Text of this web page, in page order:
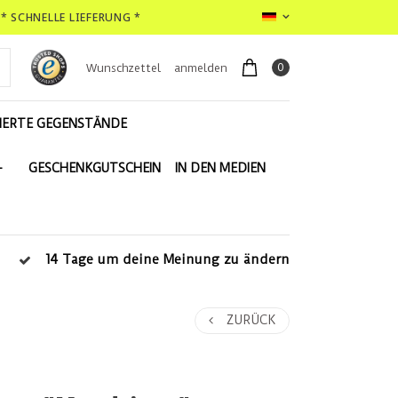
SCHNELLE LIEFERUNG *
Wunschzettel anmelden 0
GEGENSTÄNDE
GESCHENKGUTSCHEIN IN DEN MEDIEN
14 Tage um deine Meinung zu ändern
ZURÜCK